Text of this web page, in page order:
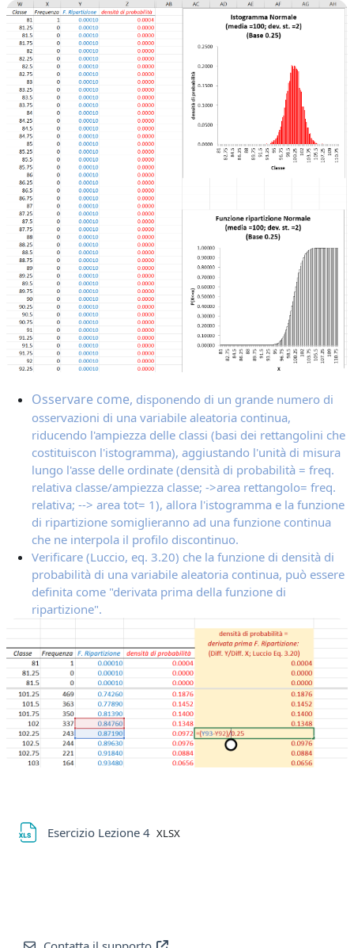
Osservare come, disponendo di un grande numero di
osservazioni di una variabile aleatoria continua,
riducendo l'ampiezza delle classi (basi dei rettangolini che
costituiscon l'istogramma), aggiustando l'unità di misura
lungo l'asse delle ordinate (densità di probabilità = freq.
relativa classe/ampiezza classe; ->area rettangolo= freq.
relativa; --> area tot= 1), allora l'istogramma e la funzione
di ripartizione somiglieranno ad una funzione continua
che ne interpola il profilo discontinuo.
Verificare (Luccio, eq. 3.20) che la funzione di densità di
probabilità di una variabile aleatoria continua, può essere
definita come "derivata prima della funzione di
ripartizione".
Esercizio Lezione 4 File
XLSX